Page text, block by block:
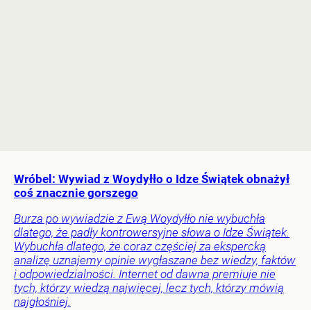
Wróbel: Wywiad z Woydyłło o Idze Świątek obnażył
coś znacznie gorszego
Burza po wywiadzie z Ewą Woydyłło nie wybuchła
dlatego, że padły kontrowersyjne słowa o Idze Świątek.
Wybuchła dlatego, że coraz częściej za ekspercką
analizę uznajemy opinie wygłaszane bez wiedzy, faktów
i odpowiedzialności. Internet od dawna premiuje nie
tych, którzy wiedzą najwięcej, lecz tych, którzy mówią
najgłośniej.